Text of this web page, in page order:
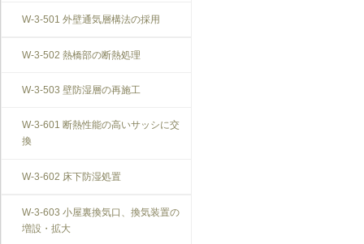
W-3-501 外壁通気層構法の採用
W-3-502 熱橋部の断熱処理
W-3-503 壁防湿層の再施工
W-3-601 断熱性能の高いサッシに交
換
W-3-602 床下防湿処置
W-3-603 小屋裏換気口、換気装置の
増設・拡大